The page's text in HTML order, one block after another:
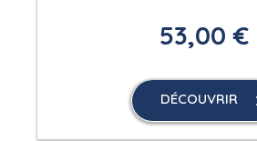
53,00 €
DÉCOUVRIR